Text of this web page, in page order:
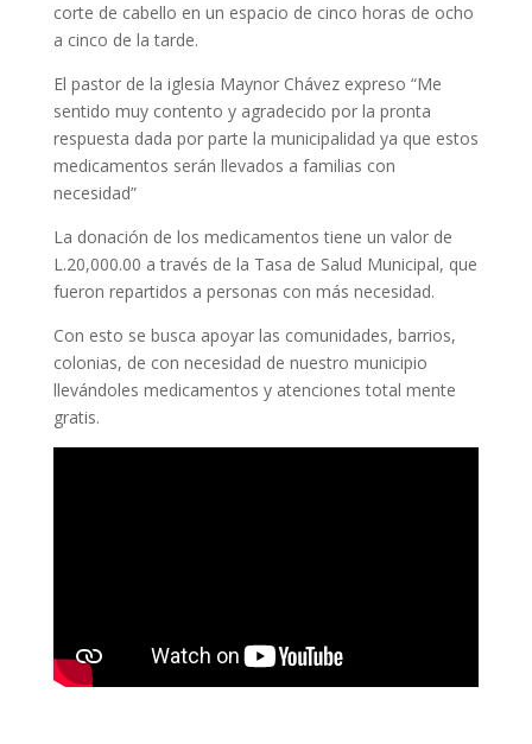
corte de cabello en un espacio de cinco horas de ocho
a cinco de la tarde.
El pastor de la iglesia Maynor Chávez expreso “Me
sentido muy contento y agradecido por la pronta
respuesta dada por parte la municipalidad ya que estos
medicamentos serán llevados a familias con
necesidad”
La donación de los medicamentos tiene un valor de
L.20,000.00 a través de la Tasa de Salud Municipal, que
fueron repartidos a personas con más necesidad.
Con esto se busca apoyar las comunidades, barrios,
colonias, de con necesidad de nuestro municipio
llevándoles medicamentos y atenciones total mente
gratis.